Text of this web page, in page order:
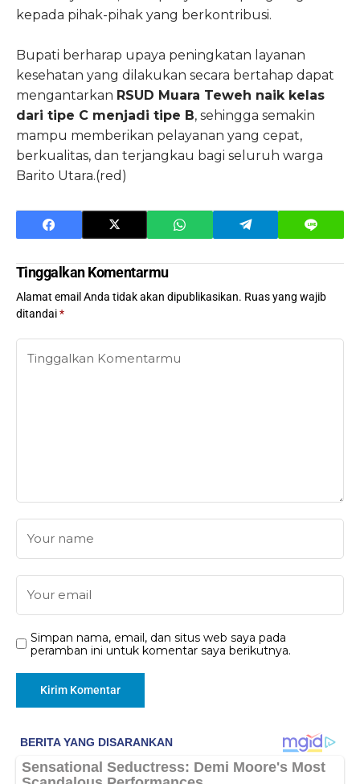
kepada pihak-pihak yang berkontribusi.
Bupati berharap upaya peningkatan layanan
kesehatan yang dilakukan secara bertahap dapat
mengantarkan RSUD Muara Teweh naik kelas
dari tipe C menjadi tipe B, sehingga semakin
mampu memberikan pelayanan yang cepat,
berkualitas, dan terjangkau bagi seluruh warga
Barito Utara.(red)
Tinggalkan Komentarmu
Alamat email Anda tidak akan dipublikasikan. Ruas yang wajib
ditandai*
Simpan nama, email, dan situs web saya pada
peramban ini untuk komentar saya berikutnya.